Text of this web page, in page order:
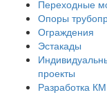
Переходные
Опоры
Ограждения
Эстакады
проекты
Разработка